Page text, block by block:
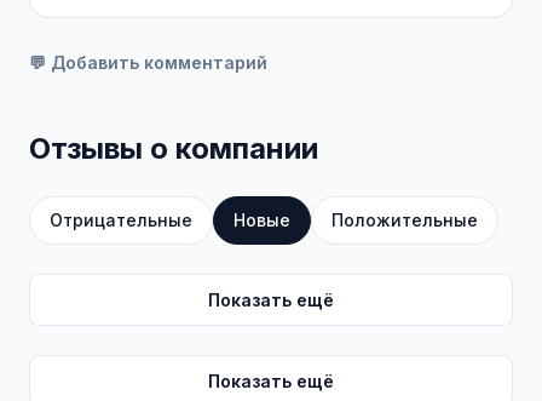
💬 Добавить комментарий
Отзывы о компании
Отрицательные Новые Положительные
Показать ещё
Показать ещё